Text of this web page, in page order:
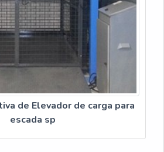
de Elevador de carga para
escada sp